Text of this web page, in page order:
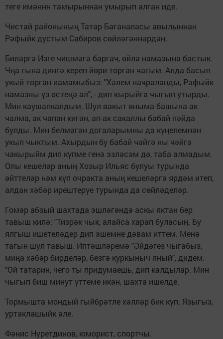
теге имәннн тамырыннан умырып алган иде.
Чистай районының Татар Баганаласы авылыннан
Рәфыйк дустым Сабиров сөйләгәннәрдән.
Биләргә Изге чишмәгә баргач, өйлә намазына бастык.
Чңа гына дингә кереп йөри торган чагым. Алда басып
укый торган иамамыбыз: "Хәлем начраланды, Рәфыйк
намазны үз өстеңә ал", - дип кырыйга чыгып утырды.
Мин каушапкалдым. Шул вакыт яныма башына ак
чалма, ак чапан кигән, ап-ак сакаллы бабай пәйда
булды. Мин белмәгән догаларымны да күңелемнән
укып чыктым. Ахырдын бу бабай чәйгә ны чәйгә
чакырыйм дип күпме генә эзләсәм дә, таба алмадым.
Олы кешеләр аның Хозыр Ильяс булуы турында
әйттеләр һәм күп очракта аның кешеләргә ярдәм итеп,
алдан хәбәр ирештерүе турында да сөйләделәр.
Гомәр абзый шахтада эшләгәндә аскы яктан бер
тавыш килә: "Тизрәк чык, алайса харап буласың. Бу
ялгыш ишетеләдер дип эшемне дәвам иттем. Менә
тагын шул тавыш. Иптәшләремә "Әйдәгез чыгабыз,
миңа хәбәр бирделәр, безгә куркыныч яный", дидем.
"Ой татарин, чего ты придумаешь, дип калдылар. Мин
чыгып биш минут үттеме икән, шахта ишелде.
Тормышта мондый гыйбрәтле хәлләр бик күп. Языгыз,
уртаклашыйк әле.
Фәнис Нуретдинов, юморист, спортчы.